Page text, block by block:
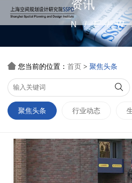
资讯
N/E/
 您当前的位置： 首页 > 聚焦头条

聚焦头条 行业动态